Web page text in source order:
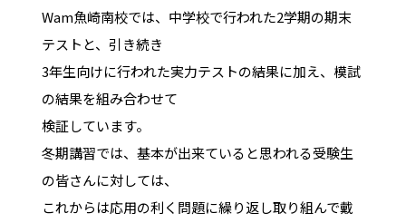
Wam魚崎南校では、中学校で行われた2学期の期末
テストと、引き続き
3年生向けに行われた実力テストの結果に加え、模試
の結果を組み合わせて
検証しています。
冬期講習では、基本が出来ていると思われる受験生
の皆さんに対しては、
これからは応用の利く問題に繰り返し取り組んで戴